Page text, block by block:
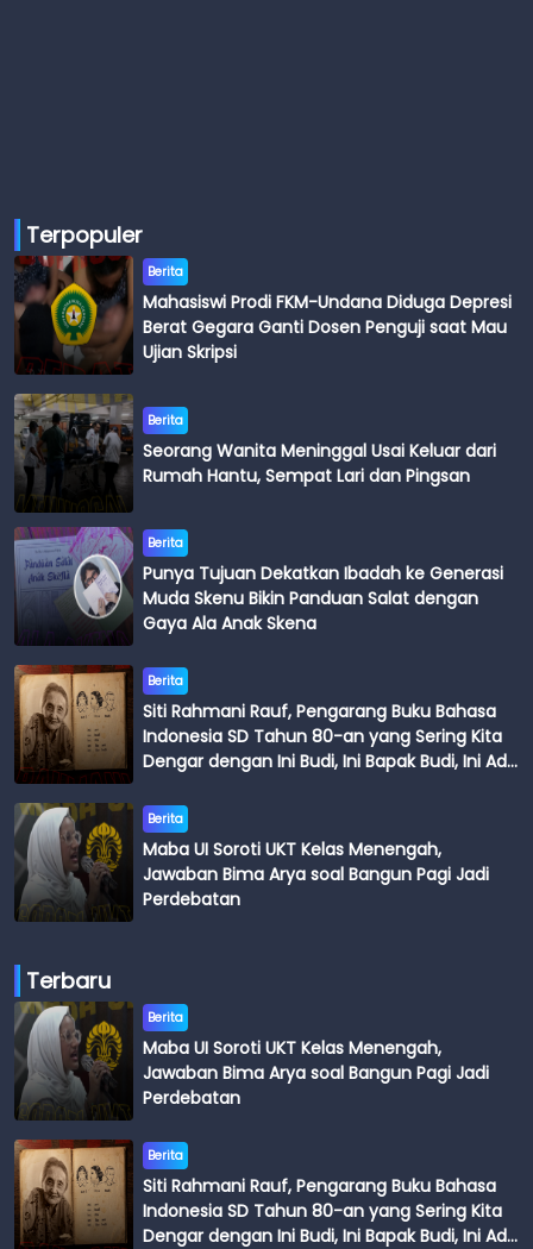
Terpopuler
Berita
Mahasiswi Prodi FKM-Undana Diduga Depresi
Berat Gegara Ganti Dosen Penguji saat Mau
Ujian Skripsi
Berita
Seorang Wanita Meninggal Usai Keluar dari
Rumah Hantu, Sempat Lari dan Pingsan
Berita
Punya Tujuan Dekatkan Ibadah ke Generasi
Muda Skenu Bikin Panduan Salat dengan
Gaya Ala Anak Skena
Berita
Siti Rahmani Rauf, Pengarang Buku Bahasa
Indonesia SD Tahun 80-an yang Sering Kita
Dengar dengan Ini Budi, Ini Bapak Budi, Ini Adik
Berita
Maba UI Soroti UKT Kelas Menengah,
Jawaban Bima Arya soal Bangun Pagi Jadi
Perdebatan
Terbaru
Berita
Maba UI Soroti UKT Kelas Menengah,
Jawaban Bima Arya soal Bangun Pagi Jadi
Perdebatan
Berita
Siti Rahmani Rauf, Pengarang Buku Bahasa
Indonesia SD Tahun 80-an yang Sering Kita
Dengar dengan Ini Budi, Ini Bapak Budi, Ini Adik